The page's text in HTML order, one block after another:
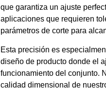
que garantiza un ajuste
aplicaciones que requieren
parámetros de corte para
Esta precisión es
diseño de producto donde el
funcionamiento del conjunto.
calidad dimensional de